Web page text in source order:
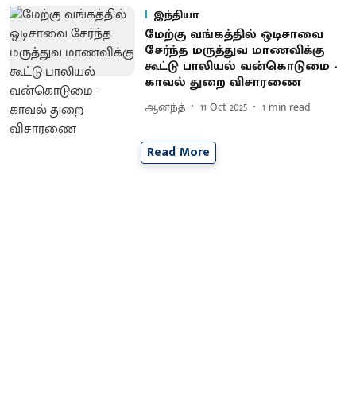
இந்தியா
மேற்கு வங்கத்தில் ஒடிசாவை
சேர்ந்த மருத்துவ மாணவிக்கு
கூட்டு பாலியல் வன்கொடுமை -
காவல் துறை விசாரணை
ஆனந்த் 11 Oct 2025 1 min read
Read More